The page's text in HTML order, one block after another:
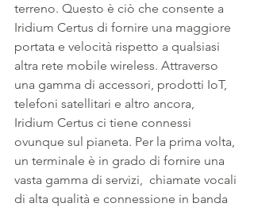
terreno. Questo è ciò che consente a
Iridium Certus di fornire una maggiore
portata e velocità rispetto a qualsiasi
altra rete mobile wireless. Attraverso
una gamma di accessori, prodotti IoT,
telefoni satellitari e altro ancora,
Iridium Certus ci tiene connessi
ovunque sul pianeta. Per la prima volta,
un terminale è in grado di fornire una
vasta gamma di servizi,  chiamate vocali
di alta qualità e connessione in banda